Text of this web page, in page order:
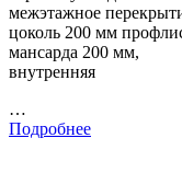
межэтажное
цоколь 200 мм
мансарда 200 мм,
внутренняя
…
Подробнее